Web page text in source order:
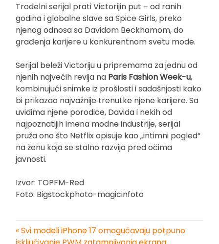
Trodelni serijal prati Victorijin put – od ranih
godina i globalne slave sa Spice Girls, preko
njenog odnosa sa Davidom Beckhamom, do
građenja karijere u konkurentnom svetu mode.
Serijal beleži Victoriju u pripremama za jednu od
njenih najvećih revija na Paris Fashion Week-u,
kombinujući snimke iz prošlosti i sadašnjosti kako
bi prikazao najvažnije trenutke njene karijere. Sa
uvidima njene porodice, Davida i nekih od
najpoznatijih imena modne industrije, serijal
pruža ono što Netflix opisuje kao „intimni pogled“
na ženu koja se stalno razvija pred očima
javnosti.
Izvor: TOPFM-Red
Foto: Bigstockphoto-magicinfoto
« Svi modeli iPhone 17 omogućavaju potpuno